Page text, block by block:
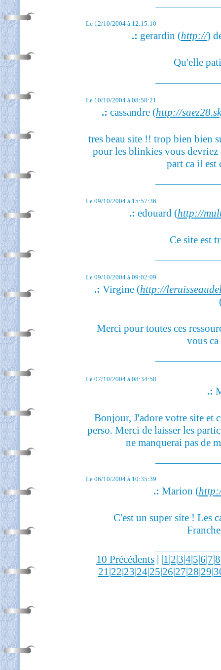
Le 12/10/2004 à 12:15:10
.: gerardin (http://)
Qu'elle
Le 10/10/2004 à 08:58:21
.: cassandre (http://
tres beau site !! trop bien bien
pour les blinkies vous devriez
part ca il
Le 09/10/2004 à 15:57:36
.: edouard (http://
Ce site est
Le 09/10/2004 à 09:02:09
.: Virgine (http://
Merci pour toutes ces
vous
Le 07/10/2004 à 08:34:58
.:
Bonjour, J'adore votre site et
perso. Merci de laisser les
ne manquerai pas de
Le 06/10/2004 à 10:35:39
.: Marion (
C'est un super site ! Les
10 Précédents | |1 |2|3|4|5|6|7|8
21 |22|23|24|25|26|27|28|29|